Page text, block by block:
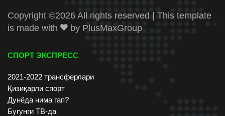
Copyright ©2026 All rights reserved | This template
is made with
by PlusMaxGroup
СПОРТ ЭКСПРЕСС
2021-2022 трансферлари
Қизиқарли спорт
Дунёда нима гап?
Бугунги ТВ-да